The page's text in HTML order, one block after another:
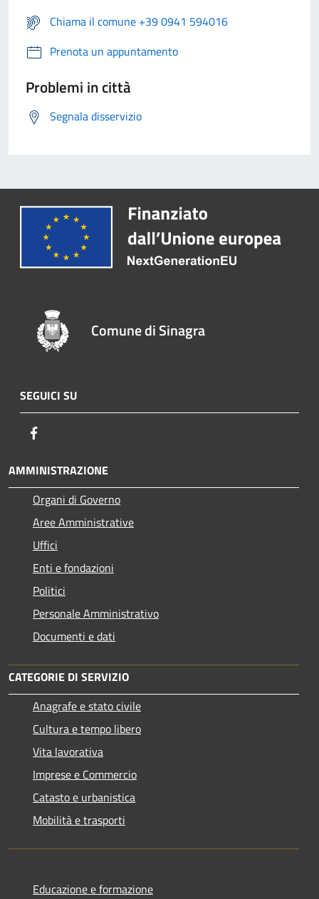
Chiama il comune +39 0941 594016
Prenota un appuntamento
Problemi in città
Segnala disservizio
Comune di Sinagra
SEGUICI SU
AMMINISTRAZIONE
Organi di Governo
Aree Amministrative
Uffici
Enti e fondazioni
Politici
Personale Amministrativo
Documenti e dati
CATEGORIE DI SERVIZIO
Anagrafe e stato civile
Cultura e tempo libero
Vita lavorativa
Imprese e Commercio
Catasto e urbanistica
Mobilità e trasporti
Educazione e formazione